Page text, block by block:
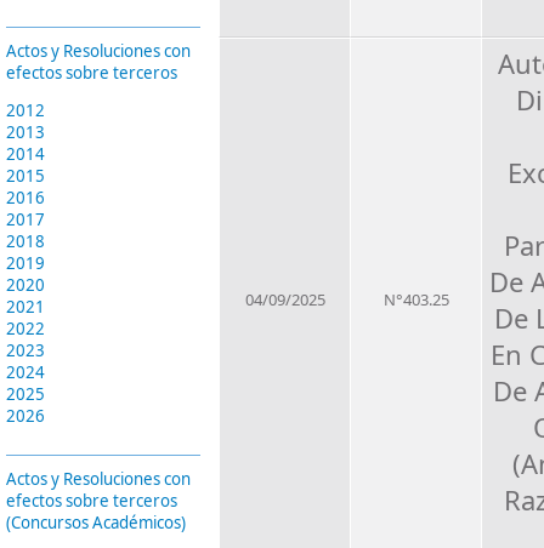
Actos y Resoluciones con
efectos sobre terceros
2012
2013
2014
2015
2016
2017
2018
2019
2020
2021
2022
2023
2024
2025
2026
Actos y Resoluciones con
efectos sobre terceros
(Concursos Académicos)
04/09/2025 N°403.25
De
De
En
De